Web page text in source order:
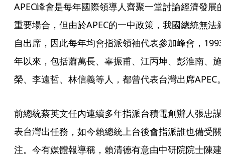
APEC峰會是每年國際領導人齊聚一堂討論經濟發展
重要場合，但由於APEC的一中政策，我國總統無法
自出席，因此每年均會指派領袖代表參加峰會，1993
年以來，包括蕭萬長、辜振甫、江丙坤、彭淮南、施
榮、李遠哲、林信義等人，都曾代表台灣出席APEC
前總統蔡英文任內連續多年指派台積電創辦人張忠謀
表台灣出任務，如今賴總統上台後會指派誰也備受關
注。今有媒體報導稱，賴清德有意由中研院院士陳建